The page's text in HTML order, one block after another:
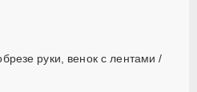
руки, венок с лентами /